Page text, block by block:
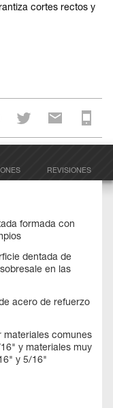
cortes rectos y
REVISIONES
formada con
dentada de
en las
acero de refuerzo
materiales comunes
y materiales muy
y 5/16"